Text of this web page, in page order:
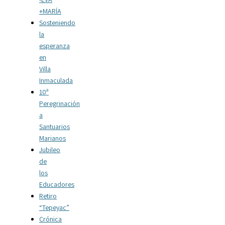
+MARÍA
Sosteniendo
la
esperanza
en
Villa
Inmaculada
10ª
Peregrinación
a
Santuarios
Marianos
Jubileo
de
los
Educadores
Retiro
“Tepeyac”
Crónica